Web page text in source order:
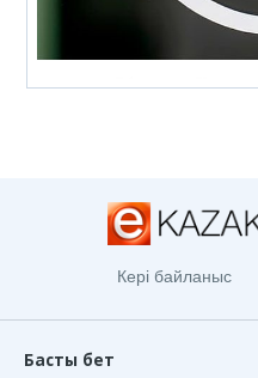
Кері байланыс
Басты бет